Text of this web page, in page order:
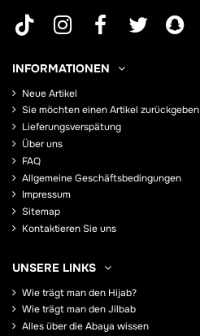
INFORMATIONEN
Neue Artikel
Sie möchten einen Artikel zurückgeben
Lieferungsverspätung
Über uns
FAQ
Allgemeine Geschäftsbedingungen
Impressum
Sitemap
Kontaktieren Sie uns
UNSERE LINKS
Wie trägt man den Hijab?
Wie trägt man den Jilbab
Alles über die Abaya wissen